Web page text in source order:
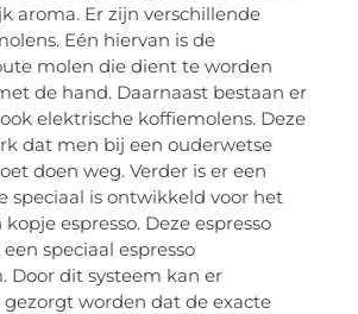
aroma. Er zijn verschillende
Eén hiervan is de
molen die dient te worden
de hand. Daarnaast bestaan er
elektrische koffiemolens. Deze
dat men bij een ouderwetse
doen weg. Verder is er een
speciaal is ontwikkeld voor het
espresso. Deze espresso
speciaal espresso
Door dit systeem kan er
worden dat de exacte